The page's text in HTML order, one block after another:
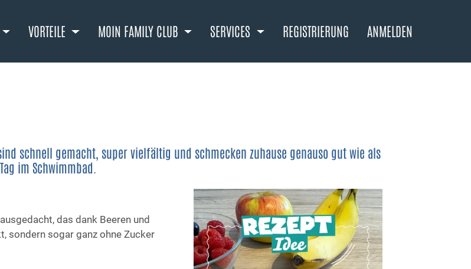
VORTEILE MOIN FAMILY CLUB SERVICES REGISTRIERUNG ANMELDEN
schnell gemacht, super vielfältig und schmecken zuhause genauso gut wie als
im Schwimmbad.
das dank Beeren und
sondern sogar ganz ohne Zucker